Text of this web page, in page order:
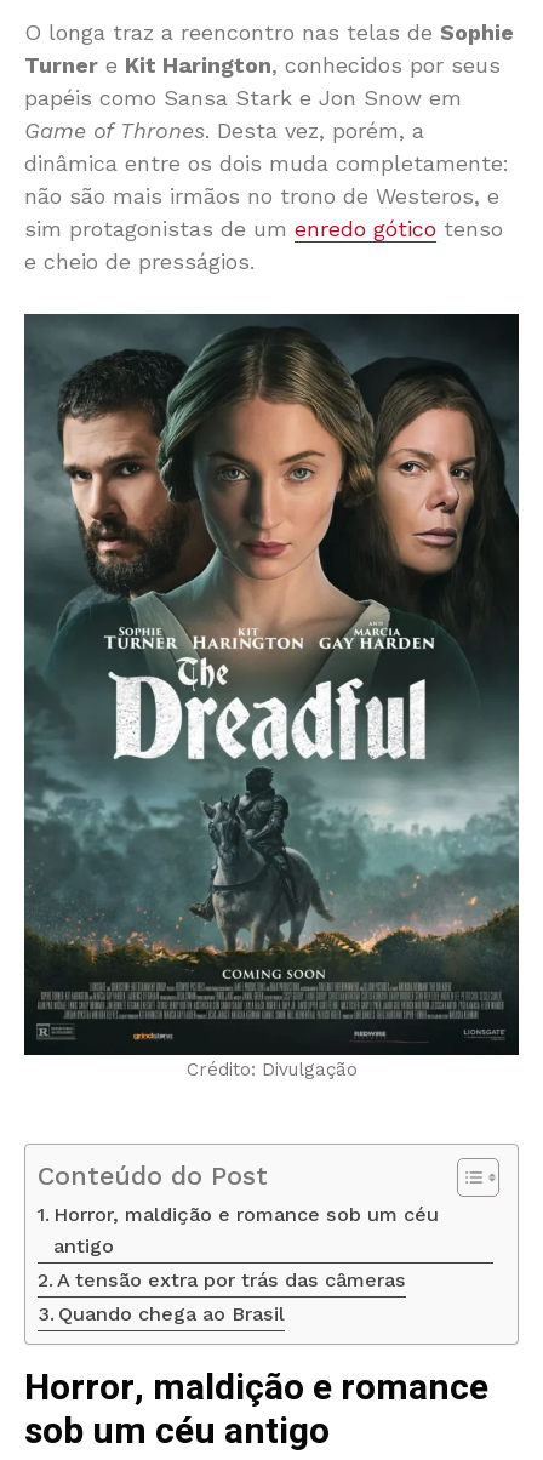
O longa traz a reencontro nas telas de Sophie
Turner e Kit Harington, conhecidos por seus
papéis como Sansa Stark e Jon Snow em
Game of Thrones. Desta vez, porém, a
dinâmica entre os dois muda completamente:
não são mais irmãos no trono de Westeros, e
sim protagonistas de um enredo gótico tenso
e cheio de presságios.
Crédito: Divulgação
Conteúdo do Post
Horror, maldição e romance sob um céu
antigo
A tensão extra por trás das câmeras
Quando chega ao Brasil
Horror, maldição e romance
sob um céu antigo